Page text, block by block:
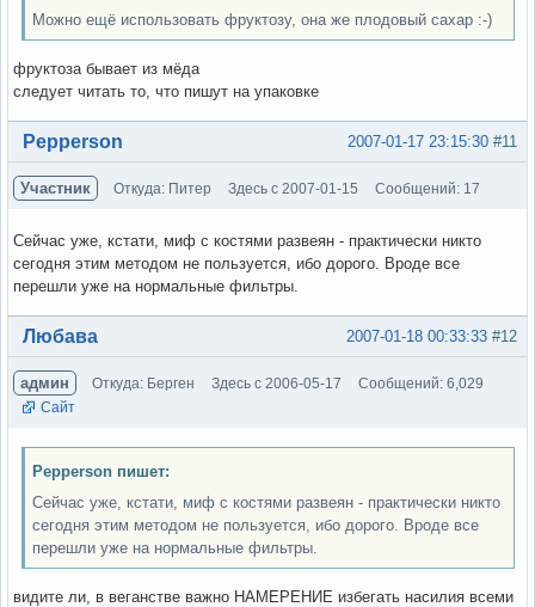
Можно ещё использовать фруктозу, она же плодовый сахар :-)
фруктоза бывает из мёда
следует читать то, что пишут на упаковке
Вне форума #11
2007-01-17 23:15:30
Pepperson
Участник Откуда: Питер Здесь с 2007-01-15 Сообщений: 17
Сейчас уже, кстати, миф с костями развеян - практически никто
сегодня этим методом не пользуется, ибо дорого. Вроде все
перешли уже на нормальные фильтры.
Вне форума #12
2007-01-18 00:33:33
Любава
админ Откуда: Берген Здесь с 2006-05-17
Сообщений: 6,029
Сайт
Pepperson пишет:
Сейчас уже, кстати, миф с костями развеян - практически никто
сегодня этим методом не пользуется, ибо дорого. Вроде все
перешли уже на нормальные фильтры.
видите ли, в веганстве важно НАМЕРЕНИЕ избегать насилия всеми